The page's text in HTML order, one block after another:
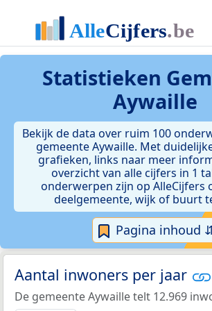
Statistieken
Aywaille
Bekijk de data over ruim 100
gemeente Aywaille. Met
grafieken, links naar meer
overzicht van alle cijfers in 1
onderwerpen zijn op AlleCijfers
deelgemeente, wijk of buurt
Pagina inhoud
Aantal inwoners per jaar
De gemeente Aywaille telt 12.969